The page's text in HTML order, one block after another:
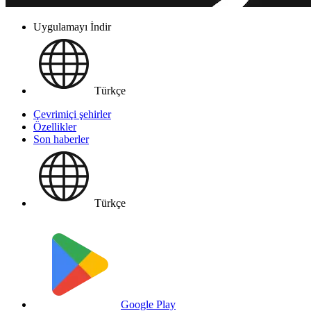
Uygulamayı İndir
Türkçe
Çevrimiçi şehirler
Özellikler
Son haberler
Türkçe
Google Play